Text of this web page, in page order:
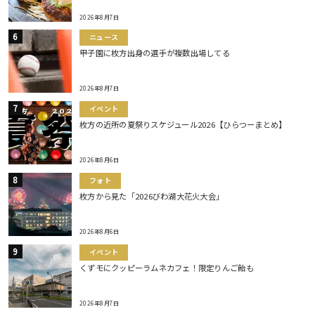
2026年8月7日
ニュース
甲子園に枚方出身の選手が複数出場してる
2026年8月7日
イベント
枚方の近所の夏祭りスケジュール2026【ひらつーまとめ】
2026年8月6日
フォト
枚方から見た「2026びわ湖大花火大会」
2026年8月6日
イベント
くずモにクッピーラムネカフェ！限定りんご飴も
2026年8月7日